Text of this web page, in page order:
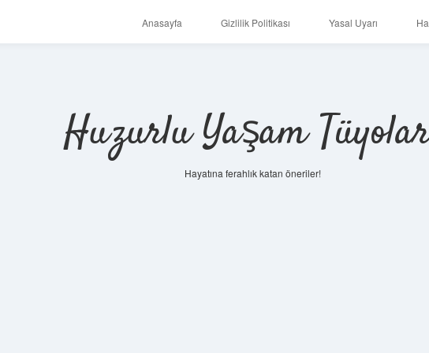
Anasayfa Gizlilik Politikası Yasal Uyarı
Huzurlu Yaşam
Hayatına ferahlık katan öneriler!